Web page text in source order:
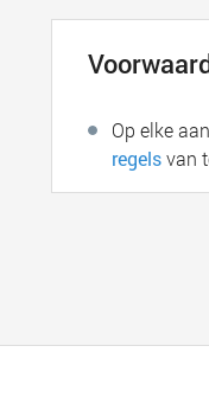
Op elke
regelsvan